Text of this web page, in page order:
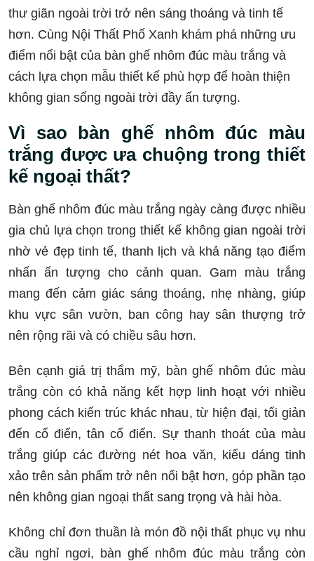
thư giãn ngoài trời trở nên sáng thoáng và tinh tế
hơn. Cùng Nội Thất Phố Xanh khám phá những ưu
điểm nổi bật của bàn ghế nhôm đúc màu trắng và
cách lựa chọn mẫu thiết kế phù hợp để hoàn thiện
không gian sống ngoài trời đầy ấn tượng.
Vì sao bàn ghế nhôm đúc màu
trắng được ưa chuộng trong thiết
kế ngoại thất?
Bàn ghế nhôm đúc màu trắng ngày càng được nhiều
gia chủ lựa chọn trong thiết kế không gian ngoài trời
nhờ vẻ đẹp tinh tế, thanh lịch và khả năng tạo điểm
nhấn ấn tượng cho cảnh quan. Gam màu trắng
mang đến cảm giác sáng thoáng, nhẹ nhàng, giúp
khu vực sân vườn, ban công hay sân thượng trở
nên rộng rãi và có chiều sâu hơn.
Bên cạnh giá trị thẩm mỹ, bàn ghế nhôm đúc màu
trắng còn có khả năng kết hợp linh hoạt với nhiều
phong cách kiến trúc khác nhau, từ hiện đại, tối giản
đến cổ điển, tân cổ điển. Sự thanh thoát của màu
trắng giúp các đường nét hoa văn, kiểu dáng tinh
xảo trên sản phẩm trở nên nổi bật hơn, góp phần tạo
nên không gian ngoại thất sang trọng và hài hòa.
Không chỉ đơn thuần là món đồ nội thất phục vụ nhu
cầu nghỉ ngơi, bàn ghế nhôm đúc màu trắng còn